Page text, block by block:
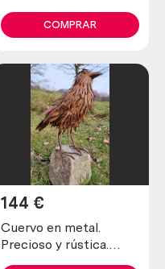
COMPRAR
Cuervo en metal.
Precioso y rústica.
144 €